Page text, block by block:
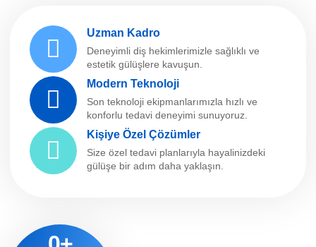
Uzman Kadro
Deneyimli diş hekimlerimizle sağlıklı ve
estetik gülüşlere kavuşun.
Modern Teknoloji
Son teknoloji ekipmanlarımızla hızlı ve
konforlu tedavi deneyimi sunuyoruz.
Kişiye Özel Çözümler
Size özel tedavi planlarıyla hayalinizdeki
gülüşe bir adım daha yaklaşın.